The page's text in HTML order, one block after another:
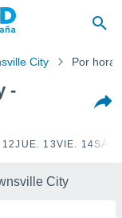
City Por horas
-
12JUE. 13VIE. 14
City